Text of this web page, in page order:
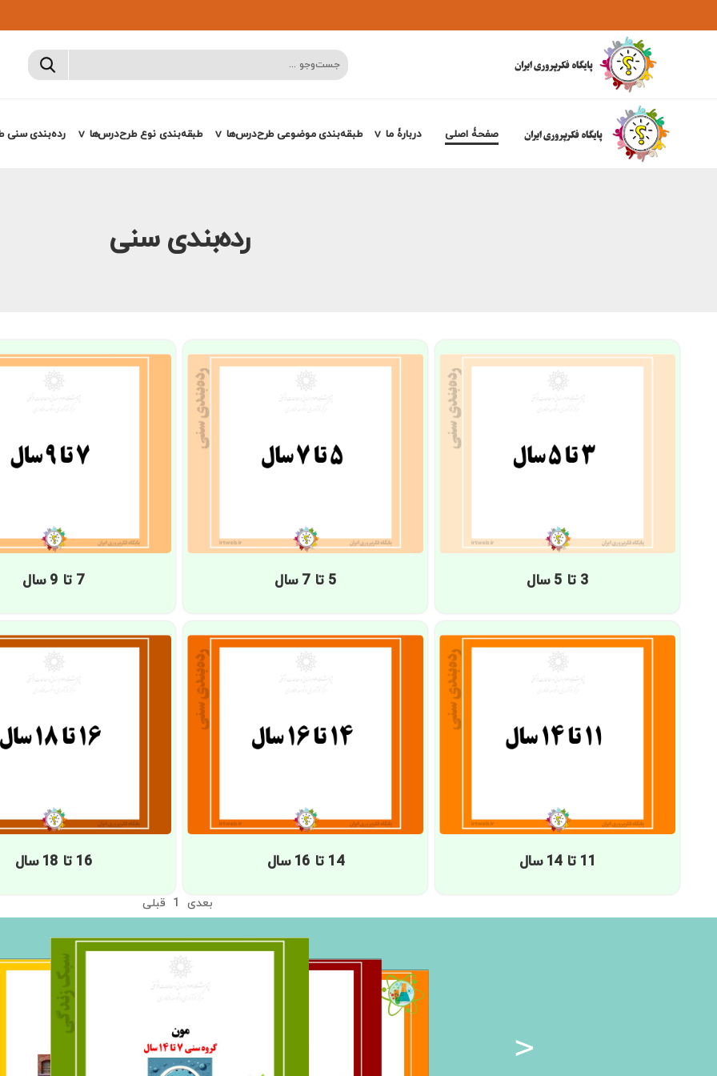
صفحۀ اصلی دربارۀ ما طبقه‌بندی موضوعی طرح‌درس‌ها طبقه‌بندی نوع طرح‌درس‌ها رده‌بندی سنی
رده‌بندی سنی
3 تا 5 سال 5 تا 7 سال 7 تا 9 سال
11 تا 14 سال 14 تا 16 سال 16 تا 18 سال
قبلی 1 بعدی
>